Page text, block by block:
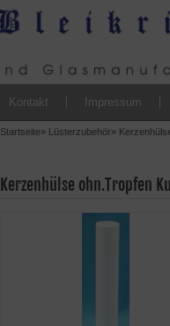
Kontakt Impressum
Startseite» Lüsterzubehör»
Kerzenhülse ohn.Tropfen